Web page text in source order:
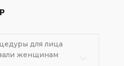
для лица
женщинам